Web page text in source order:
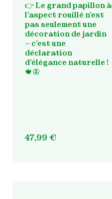
👉Le grand papillon à
l’aspect rouillé n’est
pas seulement une
décoration de jardin
– c’est une
déclaration
d’élégance naturelle !
🍁🦋
47,99 €